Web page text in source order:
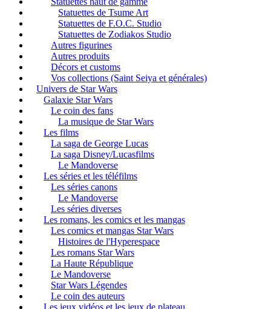
Statuettes de Tsume Art
Statuettes de F.O.C. Studio
Statuettes de Zodiakos Studio
Autres figurines
Autres produits
Décors et customs
Vos collections (Saint Seiya et générales)
Univers de Star Wars
Galaxie Star Wars
Le coin des fans
La musique de Star Wars
Les films
La saga de George Lucas
La saga Disney/Lucasfilms
Le Mandoverse
Les séries et les téléfilms
Les séries canons
Le Mandoverse
Les séries diverses
Les romans, les comics et les mangas
Les comics et mangas Star Wars
Histoires de l'Hyperespace
Les romans Star Wars
La Haute République
Le Mandoverse
Star Wars Légendes
Le coin des auteurs
Les jeux vidéos et les jeux de plateau